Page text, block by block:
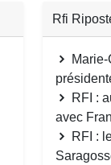
Rfi
RFI :
avec
RFI :